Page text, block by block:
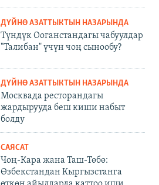
ДҮЙНӨ АЗАТТЫКТЫН НАЗАРЫНДА
Түндүк Ооганстандагы чабуулдар
"Талибан" үчүн чоң сынообу?
ДҮЙНӨ АЗАТТЫКТЫН НАЗАРЫНДА
Москвада ресторандагы
жардырууда беш киши набыт
болду
САЯСАТ
Чоң-Кара жана Таш-Төбө:
Өзбекстандан Кыргызстанга